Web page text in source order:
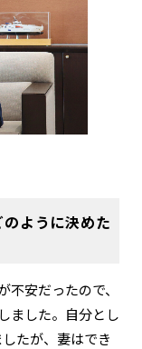
ように決めた
安だったので、
ました。自分とし
たが、妻はでき